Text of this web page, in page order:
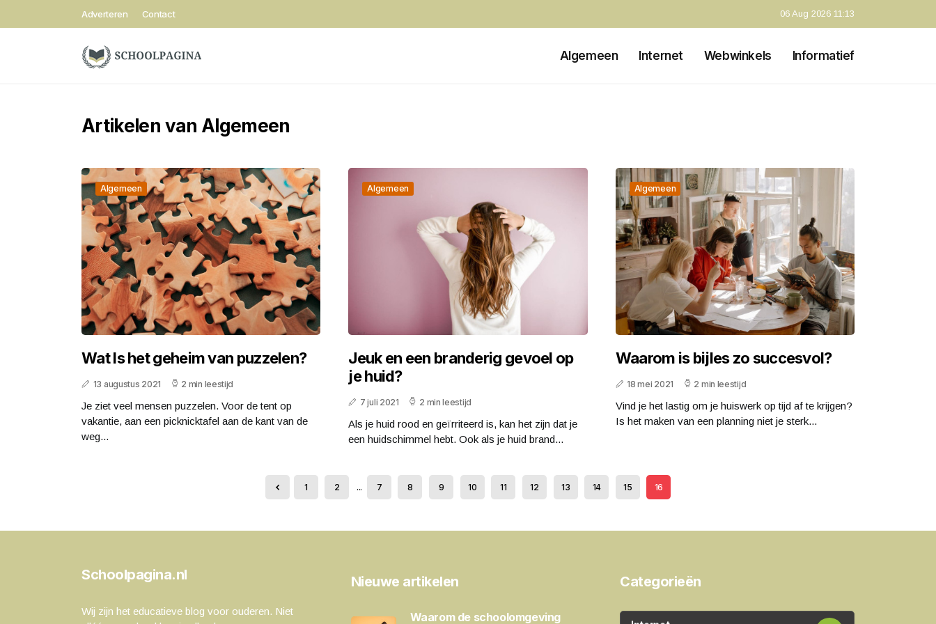
Adverteren Contact 06 Aug 2026 11:13
Algemeen Internet Webwinkels Informatief
Artikelen van Algemeen
Algemeen
Wat Is het geheim van puzzelen?
13 augustus 2021 2 min leestijd
Je ziet veel mensen puzzelen. Voor de tent op
vakantie, aan een picknicktafel aan de kant van de
weg...
Algemeen
Jeuk en een branderig gevoel op
je huid?
7 juli 2021 2 min leestijd
Als je huid rood en geïrriteerd is, kan het zijn dat je
een huidschimmel hebt. Ook als je huid brand...
Algemeen
Waarom is bijles zo succesvol?
18 mei 2021 2 min leestijd
Vind je het lastig om je huiswerk op tijd af te krijgen?
Is het maken van een planning niet je sterk...
1 2 ... 7 8 9 10 11 12 13 14 15 16
Schoolpagina.nl
Wij zijn het educatieve blog voor ouderen. Niet
Nieuwe artikelen
Waarom de schoolomgeving
Categorieën